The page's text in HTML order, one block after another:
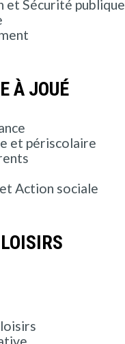
et Sécurité publique
À JOUÉ
et périscolaire
Action sociale